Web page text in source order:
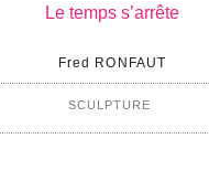
Le temps s’arrête
Fred RONFAUT
SCULPTURE